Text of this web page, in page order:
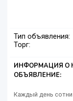
Тип объявления:
Торг:
ИНФОРМАЦИЯ О
ОБЪЯВЛЕНИЕ:
Каждый день